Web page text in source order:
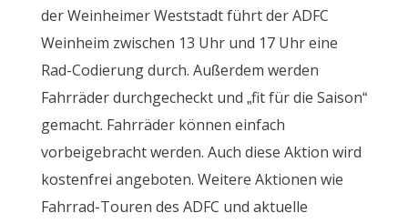
der Weinheimer Weststadt führt der ADFC
Weinheim zwischen 13 Uhr und 17 Uhr eine
Rad-Codierung durch. Außerdem werden
Fahrräder durchgecheckt und „fit für die Saison“
gemacht. Fahrräder können einfach
vorbeigebracht werden. Auch diese Aktion wird
kostenfrei angeboten. Weitere Aktionen wie
Fahrrad-Touren des ADFC und aktuelle